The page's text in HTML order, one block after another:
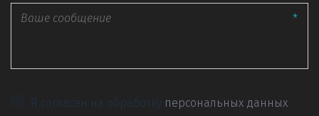
*
Я согласен на обработку персональных данных